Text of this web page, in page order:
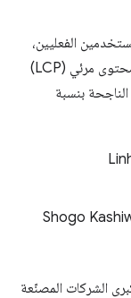
الفعليين،
اكتشفت Rakuten 24 أيضًا أنّ سرعة عرض أكبر محتوى مرئي (LCP)
بنسبة
Shogo
الشركات المصنّعة